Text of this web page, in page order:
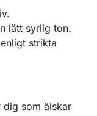
lätt syrlig ton.
strikta
dig som älskar